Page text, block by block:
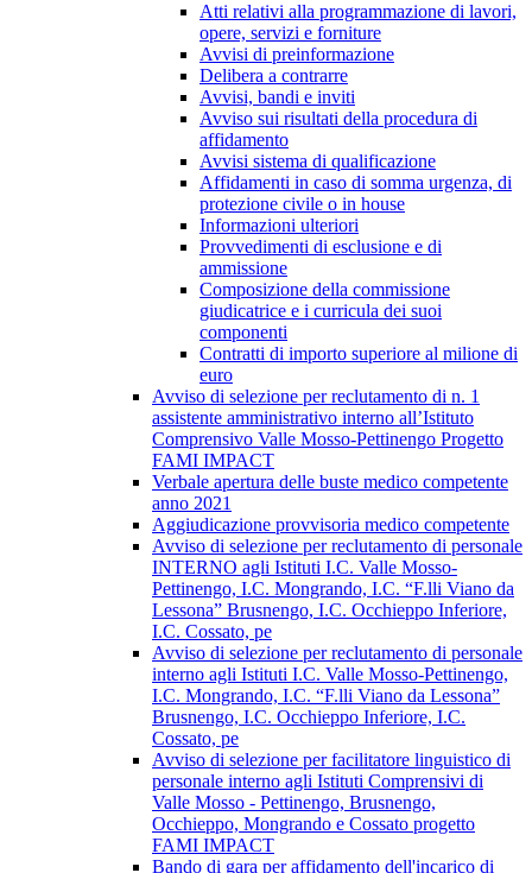
Atti relativi alla programmazione di lavori,
opere, servizi e forniture
Avvisi di preinformazione
Delibera a contrarre
Avvisi, bandi e inviti
Avviso sui risultati della procedura di
affidamento
Avvisi sistema di qualificazione
Affidamenti in caso di somma urgenza, di
protezione civile o in house
Informazioni ulteriori
Provvedimenti di esclusione e di
ammissione
Composizione della commissione
giudicatrice e i curricula dei suoi
componenti
Contratti di importo superiore al milione di
euro
Avviso di selezione per reclutamento di n. 1
assistente amministrativo interno all’Istituto
Comprensivo Valle Mosso-Pettinengo Progetto
FAMI IMPACT
Verbale apertura delle buste medico competente
anno 2021
Aggiudicazione provvisoria medico competente
Avviso di selezione per reclutamento di personale
INTERNO agli Istituti I.C. Valle Mosso-
Pettinengo, I.C. Mongrando, I.C. “F.lli Viano da
Lessona” Brusnengo, I.C. Occhieppo Inferiore,
I.C. Cossato, pe
Avviso di selezione per reclutamento di personale
interno agli Istituti I.C. Valle Mosso-Pettinengo,
I.C. Mongrando, I.C. “F.lli Viano da Lessona”
Brusnengo, I.C. Occhieppo Inferiore, I.C.
Cossato, pe
Avviso di selezione per facilitatore linguistico di
personale interno agli Istituti Comprensivi di
Valle Mosso - Pettinengo, Brusnengo,
Occhieppo, Mongrando e Cossato progetto
FAMI IMPACT
Bando di gara per affidamento dell'incarico di